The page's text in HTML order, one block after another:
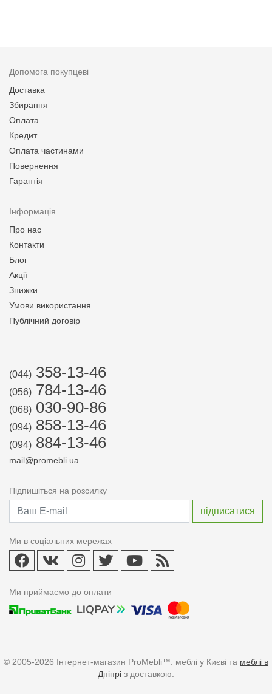
Допомога покупцеві
Доставка
Збирання
Оплата
Кредит
Оплата частинами
Повернення
Гарантія
Інформація
Про нас
Контакти
Блог
Акції
Знижки
Умови використання
Публічний договір
(044) 358-13-46
(056) 784-13-46
(068) 030-90-86
(094) 858-13-46
(094) 884-13-46
mail@promebli.ua
Підпишіться на розсилку
Ми в соціальних мережах
Ми приймаємо до оплати
© 2005-2026 Інтернет-магазин ProMebli™: меблі у Києві та меблі в
Дніпрі з доставкою.